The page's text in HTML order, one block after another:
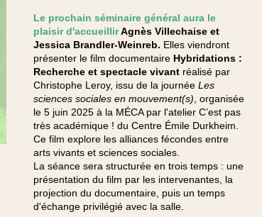
Le prochain séminaire général aura le
plaisir d'accueillirAgnès Villechaise et
Jessica Brandler-Weinreb. Elles viendront
présenter le film documentaire Hybridations :
Recherche et spectacle vivant réalisé par
Christophe Leroy, issu de la journée Les
sciences sociales en mouvement(s) , organisée
le 5 juin 2025 à la MÉCA par l'atelier C’est pas
très académique ! du Centre Émile Durkheim.
Ce film explore les alliances fécondes entre
arts vivants et sciences sociales.
La séance sera structurée en trois temps : une
présentation du film par les intervenantes, la
projection du documentaire, puis un temps
d'échange privilégié avec la salle.